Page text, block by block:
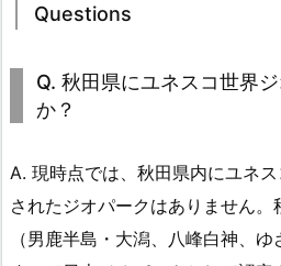
Questions
Q. 秋田県にユネスコ世界
か？
A. 現時点では、秋田県内にユネ
されたジオパークはありません
（男鹿半島・大潟、八峰白神、